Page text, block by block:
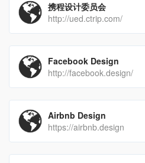
携程设计委员会
http://ued.ctrip.com/
Facebook Design
http://facebook.design/
Airbnb Design
https://airbnb.design